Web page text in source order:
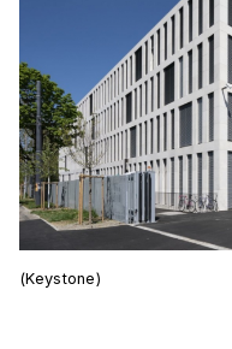
(Keystone)